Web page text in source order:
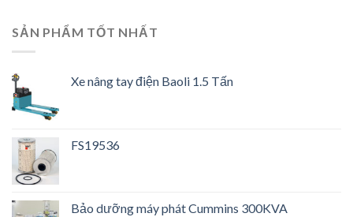
SẢN PHẨM TỐT NHẤT
Xe nâng tay điện Baoli 1.5 Tấn
FS19536
Bảo dưỡng máy phát Cummins 300KVA